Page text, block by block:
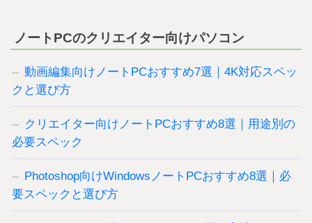
ノートPCのクリエイター向けパソコン
動画編集向けノートPCおすすめ7選｜4K対応スペッ
クと選び方
クリエイター向けノートPCおすすめ8選｜用途別の
必要スペック
Photoshop向けWindowsノートPCおすすめ8選｜必
要スペックと選び方